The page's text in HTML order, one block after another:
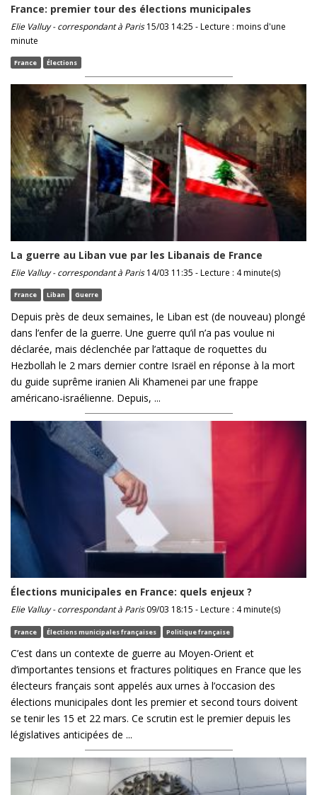
France: premier tour des élections municipales
Elie Valluy - correspondant à Paris15/03 14:25 - Lecture : moins d'une
minute
France Élections
La guerre au Liban vue par les Libanais de France
Elie Valluy - correspondant à Paris14/03 11:35 - Lecture : 4 minute(s)
France Liban Guerre
Depuis près de deux semaines, le Liban est (de nouveau) plongé
dans l’enfer de la guerre. Une guerre qu’il n’a pas voulue ni
déclarée, mais déclenchée par l’attaque de roquettes du
Hezbollah le 2 mars dernier contre Israël en réponse à la mort
du guide suprême iranien Ali Khamenei par une frappe
américano-israélienne. Depuis, ...
Élections municipales en France: quels enjeux ?
Elie Valluy - correspondant à Paris09/03 18:15 - Lecture : 4 minute(s)
France Élections municipales françaises Politique française
C’est dans un contexte de guerre au Moyen-Orient et
d’importantes tensions et fractures politiques en France que les
électeurs français sont appelés aux urnes à l’occasion des
élections municipales dont les premier et second tours doivent
se tenir les 15 et 22 mars. Ce scrutin est le premier depuis les
législatives anticipées de ...